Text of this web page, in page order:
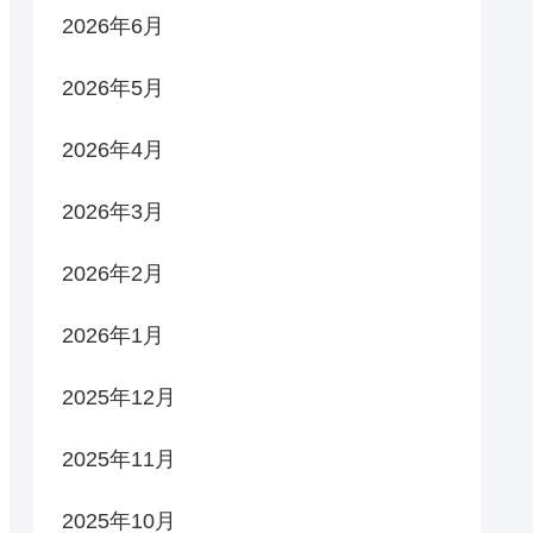
2026年6月
2026年5月
2026年4月
2026年3月
2026年2月
2026年1月
2025年12月
2025年11月
2025年10月